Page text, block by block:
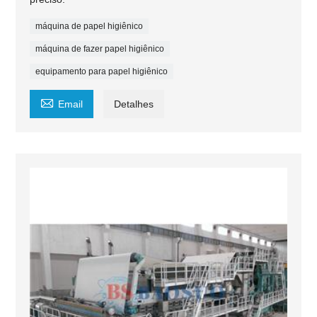
máquina de papel higiênico
máquina de fazer papel higiênico
equipamento para papel higiênico
 Email Detalhes